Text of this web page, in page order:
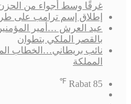
غرقًا وسط أجواء من
إطلاق إسم ترامب على
عيد العرش …أمير
بالقصر الملكي بتطوان
نائب بريطاني…الخطاب
المملكة
Rabat 85
℉